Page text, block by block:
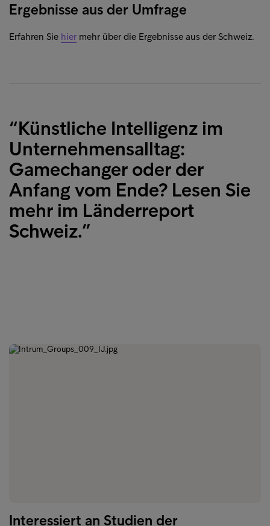
Ergebnisse aus der Umfrage
Erfahren Sie hier mehr über die Ergebnisse aus der Schweiz.
“Künstliche Intelligenz im
Unternehmensalltag:
Gamechanger oder der
Anfang vom Ende? Lesen Sie
mehr im Länderreport
Schweiz.”
Interessiert an Studien der